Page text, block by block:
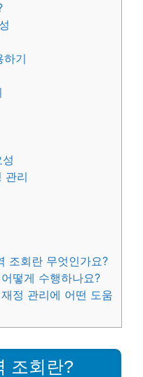
하기
관리
조회란 무엇인가요?
떻게 수행하나요?
정 관리에 어떤 도움
조회란?